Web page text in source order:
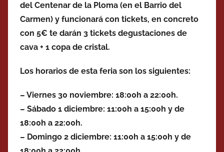
del Centenar de la Ploma (en el Barrio del
Carmen) y funcionará con tickets, en concreto
con 5€ te darán 3 tickets degustaciones de
cava + 1 copa de cristal.
Los horarios de esta feria son los siguientes:
– Viernes 30 noviembre: 18:00h a 22:00h.
– Sábado 1 diciembre: 11:00h a 15:00h y de
18:00h a 22:00h.
– Domingo 2 diciembre: 11:00h a 15:00h y de